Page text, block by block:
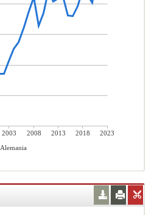
2003 2008 2013 2018
2023
Alemania